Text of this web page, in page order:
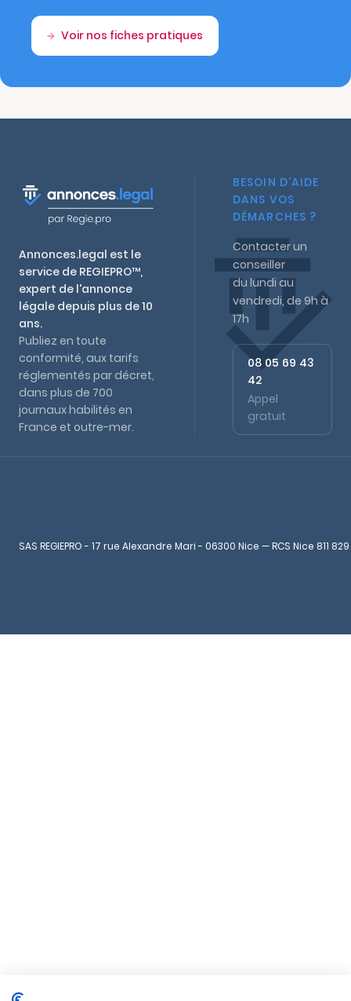
Voir nos fiches pratiques
Annonces.legal est le
service de REGIEPRO™,
expert de l'annonce
légale depuis plus de 10
ans.
Publiez en toute
conformité, aux tarifs
réglementés par décret,
dans plus de 700
journaux habilités en
France et outre-mer.
BESOIN D'AIDE
DANS VOS
DÉMARCHES ?
Contacter un
conseiller
du lundi au
vendredi, de 9h à
17h
08 05 69 43
42
Appel
gratuit
SAS REGIEPRO - 17 rue Alexandre Mari - 06300 Nice — RCS Nice 811